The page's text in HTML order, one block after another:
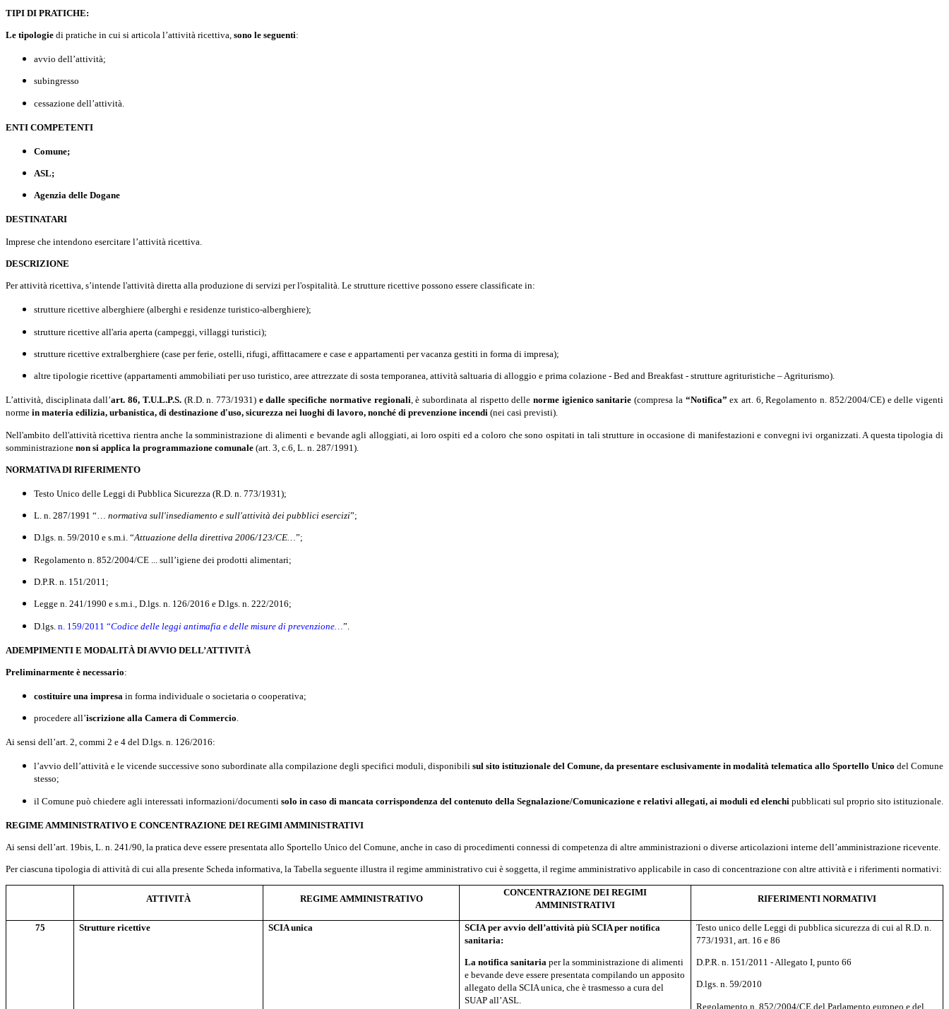
TIPI DI PRATICHE:
Le tipologie di pratiche in cui si articola l’attività ricettiva, sono le seguenti:
avvio dell’attività;
subingresso
cessazione dell’attività.
ENTI COMPETENTI
Comune;
ASL;
Agenzia delle Dogane
DESTINATARI
Imprese che intendono esercitare l’attività ricettiva.
DESCRIZIONE
Per attività ricettiva, s’intende l'attività diretta alla produzione di servizi per l'ospitalità. Le strutture ricettive possono essere classificate in:
strutture ricettive alberghiere (alberghi e residenze turistico-alberghiere);
strutture ricettive all'aria aperta (campeggi, villaggi turistici);
strutture ricettive extralberghiere (case per ferie, ostelli, rifugi, affittacamere e case e appartamenti per vacanza gestiti in forma di impresa);
altre tipologie ricettive (appartamenti ammobiliati per uso turistico, aree attrezzate di sosta temporanea, attività saltuaria di alloggio e prima colazione - Bed and Breakfast - strutture agrituristiche – Agriturismo).
L’attività, disciplinata dall’art. 86, T.U.L.P.S. (R.D. n. 773/1931) e dalle specifiche normative regionali, è subordinata al rispetto delle norme igienico sanitarie (compresa la “Notifica” ex art. 6, Regolamento n. 852/2004/CE) e delle vigenti
norme in materia edilizia, urbanistica, di destinazione d'uso, sicurezza nei luoghi di lavoro, nonché di prevenzione incendi (nei casi previsti).
Nell'ambito dell'attività ricettiva rientra anche la somministrazione di alimenti e bevande agli alloggiati, ai loro ospiti ed a coloro che sono ospitati in tali strutture in occasione di manifestazioni e convegni ivi organizzati. A questa tipologia di
somministrazione non si applica la programmazione comunale (art. 3, c.6, L. n. 287/1991).
NORMATIVA DI RIFERIMENTO
Testo Unico delle Leggi di Pubblica Sicurezza (R.D. n. 773/1931);
L. n. 287/1991 “… normativa sull'insediamento e sull'attività dei pubblici esercizi”;
D.lgs. n. 59/2010 e s.m.i. “Attuazione della direttiva 2006/123/CE…”;
Regolamento n. 852/2004/CE ... sull’igiene dei prodotti alimentari;
D.P.R. n. 151/2011;
Legge n. 241/1990 e s.m.i., D.lgs. n. 126/2016 e D.lgs. n. 222/2016;
D.lgs. n. 159/2011 “Codice delle leggi antimafia e delle misure di prevenzione… ”.
ADEMPIMENTI E MODALITÀ DI AVVIO DELL’ATTIVITÀ
Preliminarmente è necessario:
costituire una impresa in forma individuale o societaria o cooperativa;
procedere all’iscrizione alla Camera di Commercio.
Ai sensi dell’art. 2, commi 2 e 4 del D.lgs. n. 126/2016:
l’avvio dell’attività e le vicende successive sono subordinate alla compilazione degli specifici moduli, disponibili sul sito istituzionale del Comune, da presentare esclusivamente in modalità telematica allo Sportello Unico del Comune
stesso;
il Comune può chiedere agli interessati informazioni/documenti solo in caso di mancata corrispondenza del contenuto della Segnalazione/Comunicazione e relativi allegati, ai moduli ed elenchi pubblicati sul proprio sito istituzionale.
REGIME AMMINISTRATIVO E CONCENTRAZIONE DEI REGIMI AMMINISTRATIVI
Ai sensi dell’art. 19bis, L. n. 241/90, la pratica deve essere presentata allo Sportello Unico del Comune, anche in caso di procedimenti connessi di competenza di altre amministrazioni o diverse articolazioni interne dell’amministrazione ricevente.
Per ciascuna tipologia di attività di cui alla presente Scheda informativa, la Tabella seguente illustra il regime amministrativo cui è soggetta, il regime amministrativo applicabile in caso di concentrazione con altre attività e i riferimenti normativi:
ATTIVITÀ REGIME AMMINISTRATIVO
CONCENTRAZIONE DEI REGIMI
AMMINISTRATIVI
RIFERIMENTI NORMATIVI
75 Strutture ricettive SCIA unica SCIA per avvio dell’attività più SCIA per notifica
sanitaria:
La notifica sanitaria per la somministrazione di alimenti
e bevande deve essere presentata compilando un apposito
allegato della SCIA unica, che è trasmesso a cura del
SUAP all’ASL.
Testo unico delle Leggi di pubblica sicurezza di cui al R.D. n.
773/1931, art. 16 e 86
D.P.R. n. 151/2011 - Allegato I, punto 66
D.lgs. n. 59/2010
Regolamento n. 852/2004/CE del Parlamento europeo e del